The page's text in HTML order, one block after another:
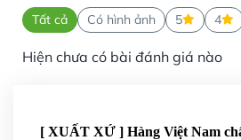
Tất cả Có hình ảnh 5 4
Hiện chưa có bài đánh giá nào
[ XUẤT XỨ ] Hàng Việt Nam